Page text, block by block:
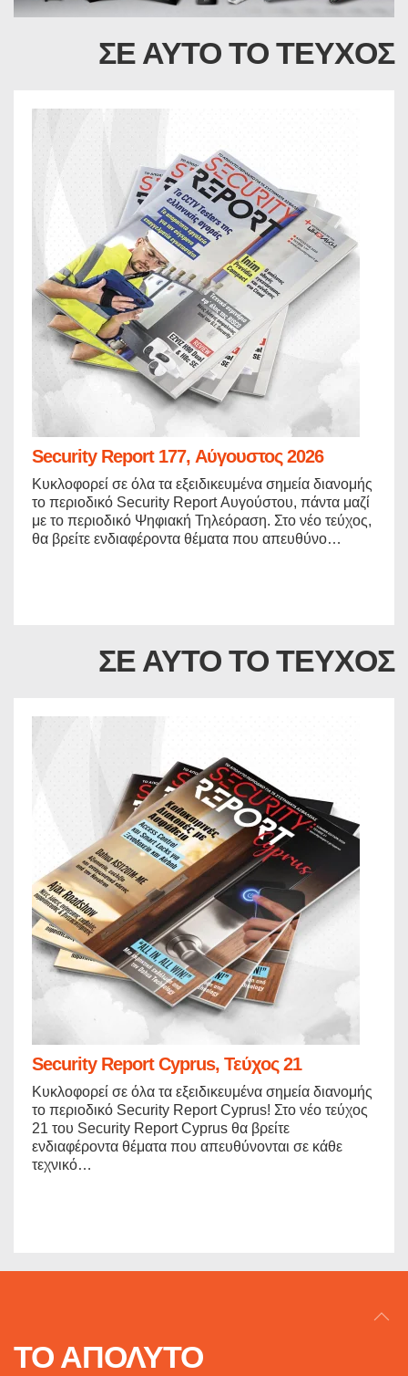
ΣΕ ΑΥΤΟ ΤΟ ΤΕΥΧΟΣ
Security Report 177, Αύγουστος 2026
Κυκλοφορεί σε όλα τα εξειδικευμένα σημεία διανομής
το περιοδικό Security Report Αυγούστου, πάντα μαζί
με το περιοδικό Ψηφιακή Τηλεόραση. Στο νέο τεύχος,
θα βρείτε ενδιαφέροντα θέματα που απευθύνο…
ΣΕ ΑΥΤΟ ΤΟ ΤΕΥΧΟΣ
Security Report Cyprus, Τεύχος 21
Κυκλοφορεί σε όλα τα εξειδικευμένα σημεία διανομής
το περιοδικό Security Report Cyprus! Στο νέο τεύχος
21 του Security Report Cyprus θα βρείτε
ενδιαφέροντα θέματα που απευθύνονται σε κάθε
τεχνικό…
ΤΟ ΑΠΟΛΥΤΟ